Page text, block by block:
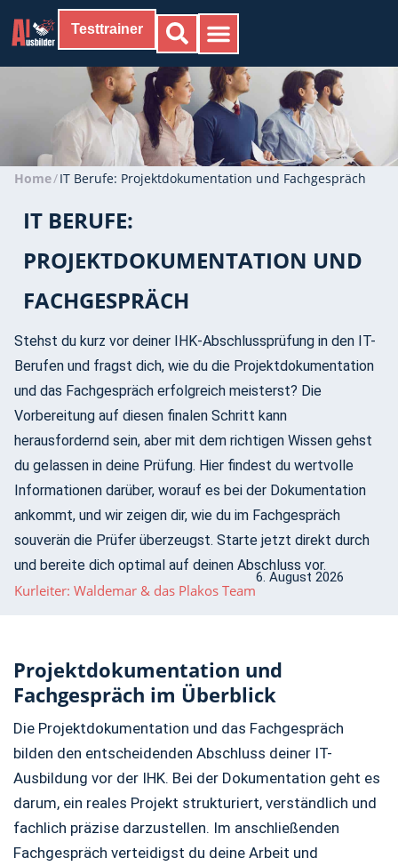
Testtrainer
IT BERUFE:
PROJEKTDOKUMENTATION UND
FACHGESPRÄCH
Home/IT Berufe: Projektdokumentation und Fachgespräch
Stehst du kurz vor deiner IHK-Abschlussprüfung in den IT-
Berufen und fragst dich, wie du die Projektdokumentation
und das Fachgespräch erfolgreich meisterst? Die
Vorbereitung auf diesen finalen Schritt kann
herausfordernd sein, aber mit dem richtigen Wissen gehst
du gelassen in deine Prüfung. Hier findest du wertvolle
Informationen darüber, worauf es bei der Dokumentation
ankommt, und wir zeigen dir, wie du im Fachgespräch
souverän die Prüfer überzeugst. Starte jetzt direkt durch
und bereite dich optimal auf deinen Abschluss vor.
Kurleiter: Waldemar & das Plakos Team
6. August 2026
Projektdokumentation und
Fachgespräch im Überblick
Die Projektdokumentation und das Fachgespräch
bilden den entscheidenden Abschluss deiner IT-
Ausbildung vor der IHK. Bei der Dokumentation geht es
darum, ein reales Projekt strukturiert, verständlich und
fachlich präzise darzustellen. Im anschließenden
Fachgespräch verteidigst du deine Arbeit und